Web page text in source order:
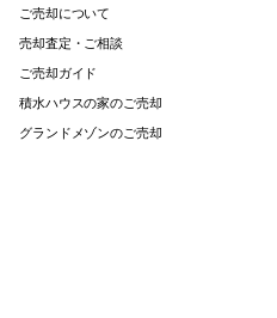
ご売却について
売却査定・ご相談
ご売却ガイド
積水ハウスの家のご売却
グランドメゾンのご売却